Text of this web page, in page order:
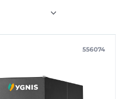
556074